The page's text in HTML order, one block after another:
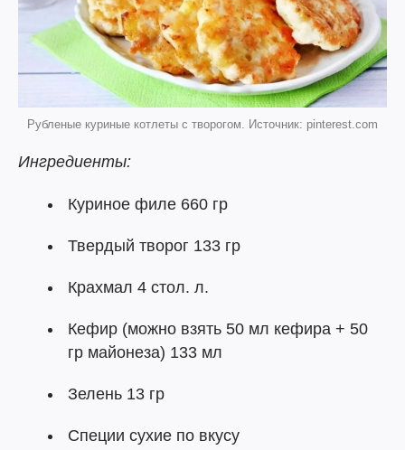
Рубленые куриные котлеты с творогом. Источник: pinterest.com
Ингредиенты:
Куриное филе 660 гр
Твердый творог 133 гр
Крахмал 4 стол. л.
Кефир (можно взять 50 мл кефира + 50
гр майонеза) 133 мл
Зелень 13 гр
Специи сухие по вкусу